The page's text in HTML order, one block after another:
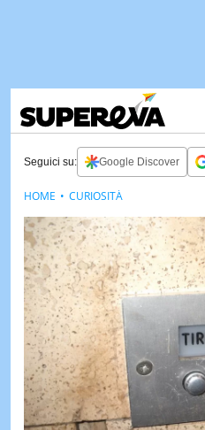
Seguici su: Google Discover
HOME CURIOSITÀ